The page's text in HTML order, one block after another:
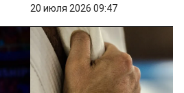
20 июля 2026 09:47